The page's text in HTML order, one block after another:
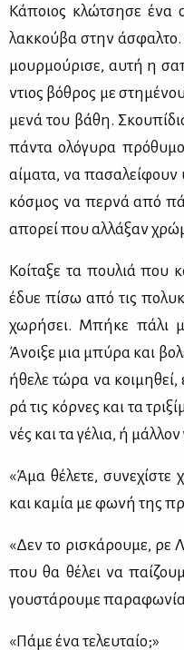
Κά­ποιος κλώ­τση­σε ένα
λακ­κού­βα στην
μουρ­μού­ρι­σε, αυ­τή η
ντιος βό­θρος με
με­νά του βά­θη.
πά­ντα ολό­γυ­ρα
αί­μα­τα, να πα­σα­λεί­φουν
κό­σμος να περ­νά από
απο­ρεί που αλ­λά­ξαν
Κοί­τα­ξε τα που­λιά που
έδυε πί­σω από τις
χω­ρή­σει. Μπή­κε πά­λι
Άνοι­ξε μια μπύ­ρα και
ήθε­λε τώ­ρα να
ρά τις κόρ­νες και τα
νές και τα γέ­λια, ή
«Άμα θέ­λε­τε, συ­νε­χί­στε
και κα­μία με φω­νή της
«Δεν το ρι­σκά­ρου­με, ρε
που θα θέ­λει να
γου­στά­ρου­με
«Πά­με ένα τε­λευ­ταίο;»